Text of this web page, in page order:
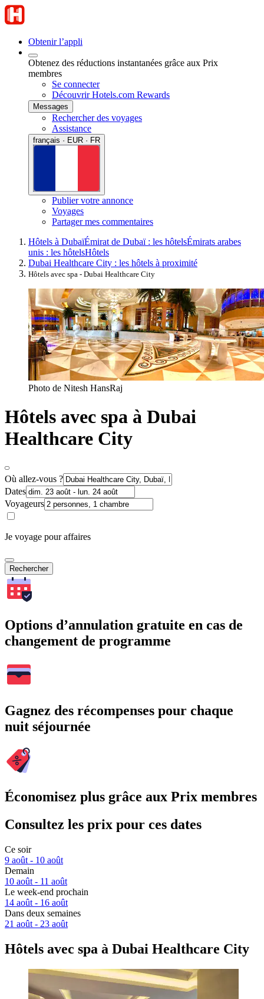
Obtenir l’appli
Obtenez des réductions instantanées grâce aux Prix
membres
Se connecter
Découvrir Hotels.com Rewards
Messages
Rechercher des voyages
Assistance
français · EUR · FR
Publier votre annonce
Voyages
Partager mes commentaires
Hôtels à DubaïÉmirat de Dubaï : les hôtelsÉmirats arabes
unis : les hôtelsHôtels
Dubai Healthcare City : les hôtels à proximité
Hôtels avec spa - Dubai Healthcare City
Photo de Nitesh HansRaj
Hôtels avec spa à Dubai
Healthcare City
Où allez-vous ?
Dates
Voyageurs
Je voyage pour affaires
Rechercher
Options d’annulation gratuite en cas de
changement de programme
Gagnez des récompenses pour chaque
nuit séjournée
Économisez plus grâce aux Prix membres
Consultez les prix pour ces dates
Ce soir
9 août - 10 août
Demain
10 août - 11 août
Le week-end prochain
14 août - 16 août
Dans deux semaines
21 août - 23 août
Hôtels avec spa à Dubai Healthcare City